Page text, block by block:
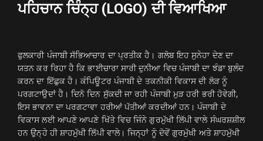
ਪਹਿਚਾਨ ਚਿੰਨ੍ਹ (LOGO) ਦੀ ਵਿਆਖਿਆ
ਫੁਲਕਾਰੀ ਪੰਜਾਬੀ ਸੱਭਿਆਚਾਰ ਦਾ ਪ੍ਰਤੀਕ ਹੈ। ਗਲੋਬ ਇਹ ਸੁਨੇਹਾ ਦੇਣ ਦਾ
ਯਤਨ ਕਰ ਰਿਹਾ ਹੈ ਕਿ ਭਾਈਚਾਰਾ ਸਾਰੀ ਦੁਨੀਆ ਵਿਚ ਪੰਜਾਬੀ ਦਾ ਝੰਡਾ ਬੁਲੰਦ
ਕਰਨ ਦਾ ਇੱਛੁਕ ਹੈ। ਕੰਪਿਊਟਰ ਪੰਜਾਬੀ ਦੇ ਤਕਨੀਕੀ ਵਿਕਾਸ ਦੀ ਲੋੜ ਨੂੰ
ਪਰਗਟਾਉਦਾਂ ਹੈ। ਦਿਨੋ ਦਿਨ ਸੁੱਕਦੀ ਜਾ ਰਹੀ ਪੰਜਾਬੀ ਮੁੜ ਹਰੀ ਭਰੀ ਹੋਵੇਗੀ,
ਇਸ ਭਾਵਨਾ ਦਾ ਪਰਗਟਾਵਾ ਹਰੀਆਂ ਪੱਤੀਆਂ ਕਰਦੀਆਂ ਹਨ। ਪੰਜਾਬੀ ਦੇ
ਵਿਕਾਸ ਲਈ ਆਪਣੇ ਆਪਣੇ ਖਿੱਤੇ ਵਿਚ ਜਿੰਨੇ ਗੁਰਮੁੱਖੀ ਲਿੱਪੀ ਵਾਲੇ ਸੰਘਰਸ਼ਸ਼ੀਲ
ਹਨ ਉਨ੍ਹੇ ਹੀ ਸ਼ਾਹਮੁੱਖੀ ਲਿੱਪੀ ਵਾਲੇ। ਜਿਨ੍ਹਾਂ ਨੂੰ ਦੋਵੇਂ ਗੁਰਮੁੱਖੀ ਅਤੇ ਸ਼ਾਹਮੁੱਖੀ